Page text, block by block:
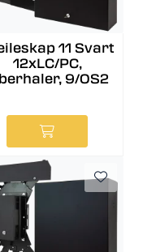
11 Svart
12xLC/PC,
9/OS2